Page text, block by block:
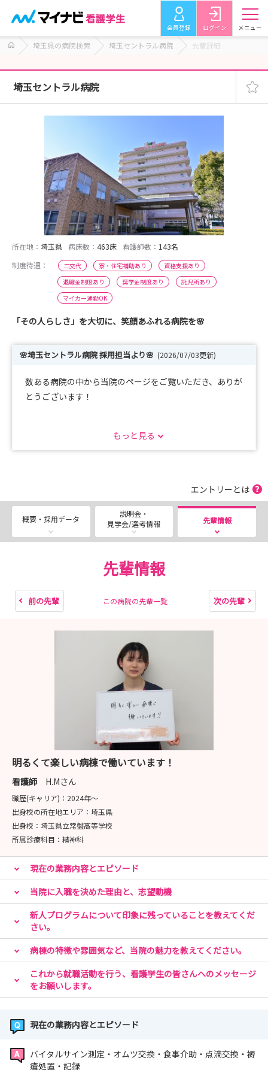
会員登録 ログイン メニュー
埼玉県の病院検索 埼玉セントラル病院 先輩詳細
埼玉セントラル病院
所在地： 埼玉県 病床数： 463床 看護師数： 143名
制度待遇：
二交代 寮・住宅補助あり
資格支援あり
退職金制度あり
奨学金制度あり
託児所あり
マイカー通勤OK
「その人らしさ」を大切に、笑顔あふれる病院を🌸
🌸埼玉セントラル病院 採用担当より🌸 (2026/07/03更新)
数ある病院の中から当院のページをご覧いただき、ありが
とうございます！
供し、回復期リハビリテーション・療養・認知症・精神・
「急性期との違いは？」
そんな疑問をお持ちの方も多いと思います。
などをご案内し、慢性期だからこそできる看護や、多職種
で支えるチーム医療についてお伝えしています。
見学後に「慢性期のイメージが変わった！」という学生さ
んも多くいらっしゃいます。
人研修、休日の過ごし方など、気になることを何でもご相
「まずは話だけ聞いてみたい」「病院の雰囲気を見てみた
い」という方も大歓迎です！
皆さんとお会いできることを、職員一同楽しみにしており
ます。
ぜひお気軽に病院見学・インターンシップへお越しくださ
い！
医療法人財団明理会 埼玉セントラル病院 採用担当
〒354-0045
埼玉県入間郡三芳町上富2177
TEL 049-259-0161
FAX 049-259-1229
Mail:central.recruit@ims.gr.jp
もっと見る
エントリーとは
概要・採用データ
説明会・
見学会/選考情報
先輩情報
先輩情報
前の先輩 この病院の先輩一覧 次の先輩
明るくて楽しい病棟で働いています！
看護師 H.Mさん
職歴(キャリア)： 2024年〜
出身校の所在地エリア： 埼玉県
出身校： 埼玉県立常盤高等学校
所属診療科目： 精神科
現在の業務内容とエピソード
当院に入職を決めた理由と、志望動機
新人プログラムについて印象に残っていることを教えてくだ
さい。
病棟の特徴や雰囲気など、当院の魅力を教えてください。
これから就職活動を行う、看護学生の皆さんへのメッセージ
をお願いします。
現在の業務内容とエピソード
バイタルサイン測定・オムツ交換・食事介助・点滴交換・褥
瘡処置・記録